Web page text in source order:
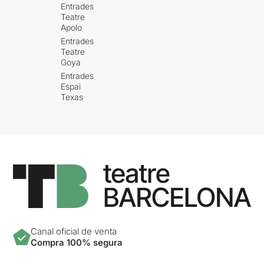
Entrades
Teatre
Apolo
Entrades
Teatre
Goya
Entrades
Espai
Texas
Canal oficial de venta
Compra 100% segura